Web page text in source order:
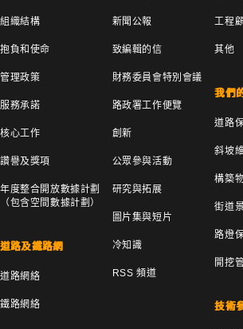
組織結構
抱負和使命
管理政策
服務承諾
核心工作
讚譽及獎項
年度整合開放數據計劃
（包含空間數據計劃）
道路及鐵路網
道路網絡
鐵路網絡
新聞公報
致編輯的信
財務委員會特別會議
路政署工作便覽
創新
公眾參與活動
研究與拓展
圖片集與短片
冷知識
RSS 頻道
工程
其他
我們
道路
斜坡
構築
街道
路燈
開挖
技術